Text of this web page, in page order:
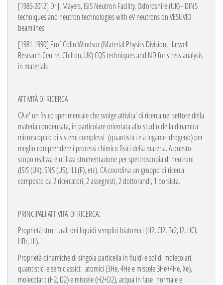
[1985-2012] Dr J. Mayers, ISIS Neutron Facility, Oxfordshire (UK) - DINS
techniques and neutron technologies with eV neutrons on VESUVIO
beamlines
[1981-1990] Prof Colin Windsor (Material Physics Division, Harwell
Research Centre, Chilton,UK) CQS techniques and ND for stress analysis
in materials
ATTIVITÀ DI RICERCA
CA e' un fisico sperimentale che svolge attivita' di ricerca nel settore della
materia condensata, in particolare orientata allo studio della dinamica
microscopico di sistemi complessi (quantistici e a legame idrogeno) per
meglio comprendere i processi chimico fisici della materia. A questo
scopo realizza e utilizza strumentazione per spettroscopia di neutroni
(ISIS (UK), SNS (US), ILL(F), etc). CA coordina un gruppo di ricerca
composto da 2 ricercatori, 2 assegnisti, 2 dottorandi, 1 borsista.
PRINCIPALI ATTIVITA' DI RICERCA:
Proprietà strutturalidei liquidi semplici biatomici (H2, Cl2, Br2, I2, HCl,
HBr, HI).
Proprietà dinamichedi singola particella in fluidi e solidi molecolari,
quantistici e semiclassici: atomici (3He, 4He e miscele 3He+4He, Xe),
molecolari: (H2, D2) e miscele (H2+D2), acqua in fase normale e